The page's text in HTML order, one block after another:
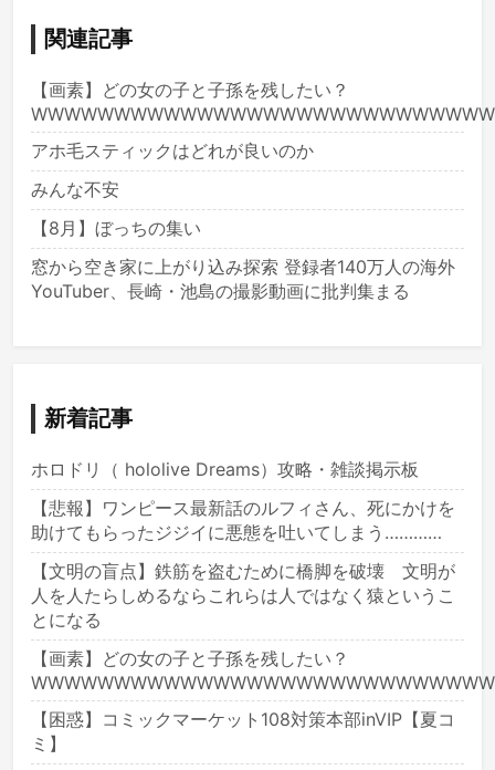
関連記事
【画素】どの女の子と子孫を残したい？
アホ毛スティックはどれが良いのか
みんな不安
【8月】ぼっちの集い
窓から空き家に上がり込み探索 登録者140万人の海外
YouTuber、長崎・池島の撮影動画に批判集まる
新着記事
ホロドリ（ hololive Dreams）攻略・雑談掲示板
【悲報】ワンピース最新話のルフィさん、死にかけを
助けてもらったジジイに悪態を吐いてしまう…………
【文明の盲点】鉄筋を盗むために橋脚を破壊 文明が
人を人たらしめるならこれらは人ではなく猿というこ
とになる
【画素】どの女の子と子孫を残したい？
【困惑】コミックマーケット108対策本部inVIP【夏コ
ミ】